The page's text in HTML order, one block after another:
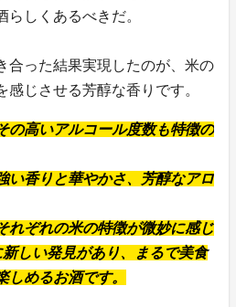
しくあるべきだ。
合った結果実現したのが、米の
じさせる芳醇な香りです。
の高いアルコール度数も特徴の
い香りと華やかさ、芳醇なアロ
れぞれの米の特徴が微妙に感じ
しい発見があり、まるで美食
しめるお酒です。